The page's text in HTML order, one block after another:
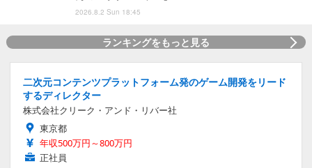
2026.8.2 Sun 18:45
ランキングをもっと見る
二次元コンテンツプラットフォーム発のゲーム開発をリード
するディレクター
株式会社クリーク・アンド・リバー社
東京都
年収500万円～800万円
正社員